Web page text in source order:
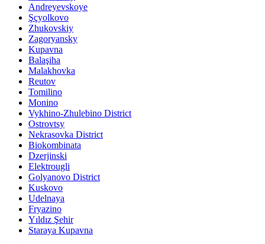
Andreyevskoye
Şçyolkovo
Zhukovskiy
Zagoryansky
Kupavna
Balaşiha
Malakhovka
Reutov
Tomilino
Monino
Vykhino-Zhulebino District
Ostrovtsy
Nekrasovka District
Biokombinata
Dzerjinski
Elektrougli
Golyanovo District
Kuskovo
Udelnaya
Fryazino
Yıldız Şehir
Staraya Kupavna